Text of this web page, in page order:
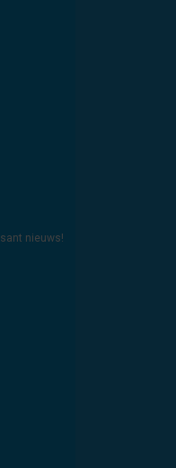
nieuws!